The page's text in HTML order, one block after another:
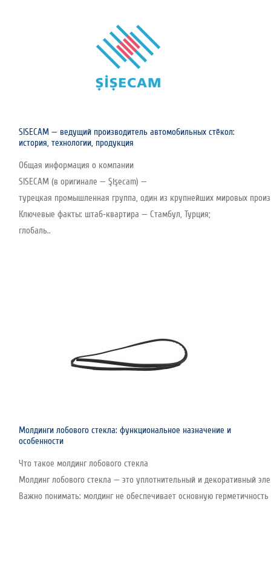
SISECAM — ведущий производитель автомобильных стёкол:
история, технологии, продукция
Общая информация о компании
SISECAM (в оригинале — Şişecam) —
турецкая промышленная группа, один из крупнейших мировых
Ключевые факты: штаб‑квартира — Стамбул, Турция;
глобаль..
Молдинги лобового стекла: функциональное назначение и
особенности
Что такое молдинг лобового стекла
Молдинг лобового стекла — это уплотнительный и декоративный
Важно понимать: молдинг не обеспечивает основную